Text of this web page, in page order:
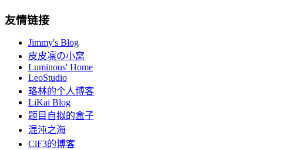
友情链接
Jimmy's Blog
皮皮凛の小窝
Luminous' Home
LeoStudio
珞林的个人博客
LiKai Blog
题目自拟的盒子
混沌之海
ClF3的博客